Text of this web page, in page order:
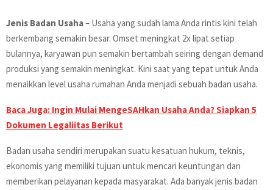
Jenis Badan Usaha– Usaha yang sudah lama Anda rintis kini telah
berkembang semakin besar. Omset meningkat 2x lipat setiap
bulannya, karyawan pun semakin bertambah seiring dengan demand
produksi yang semakin meningkat. Kini saat yang tepat untuk Anda
menaikkan level usaha rumahan Anda menjadi sebuah badan usaha.
Baca Juga: Ingin Mulai MengeSAHkan Usaha Anda? Siapkan 5
Dokumen Legaliitas Berikut
Badan usaha sendiri merupakan suatu kesatuan hukum, teknis,
ekonomis yang memiliki tujuan untuk mencari keuntungan dan
memberikan pelayanan kepada masyarakat. Ada banyak jenis badan